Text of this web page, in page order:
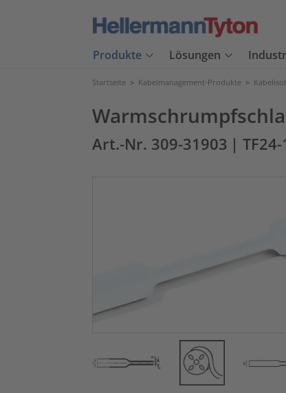
Produkte Lösungen
Startseite > Kabelmanagement-Produkte >
Art.-Nr. 309-31903 |